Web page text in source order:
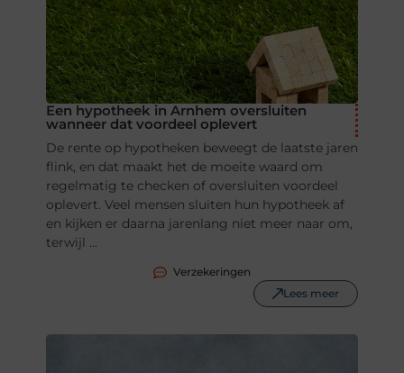
Een hypotheek in Arnhem oversluiten
wanneer dat voordeel oplevert
De rente op hypotheken beweegt de laatste jaren
flink, en dat maakt het de moeite waard om
regelmatig te checken of oversluiten voordeel
oplevert. Veel mensen sluiten hun hypotheek af
en kijken er daarna jarenlang niet meer naar om,
terwijl ...
Verzekeringen
Lees meer